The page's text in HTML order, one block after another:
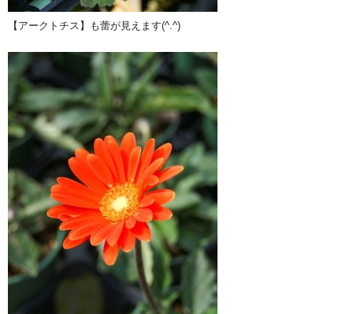
【アークトチス】も蕾が見えます(^.^)